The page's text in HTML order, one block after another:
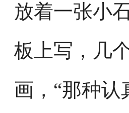
放着一张小
板上写，几
画，“那种